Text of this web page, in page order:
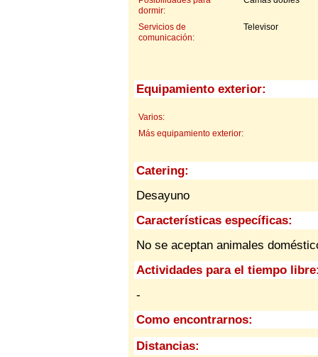
dormir:
Servicios de
comunicación:
Televisor
Equipamiento exterior:
Varios:
Más equipamiento exterior:
Catering:
Desayuno
Características específicas:
No se aceptan animales
Actividades para el tiempo
-
Como encontrarnos:
Distancias: